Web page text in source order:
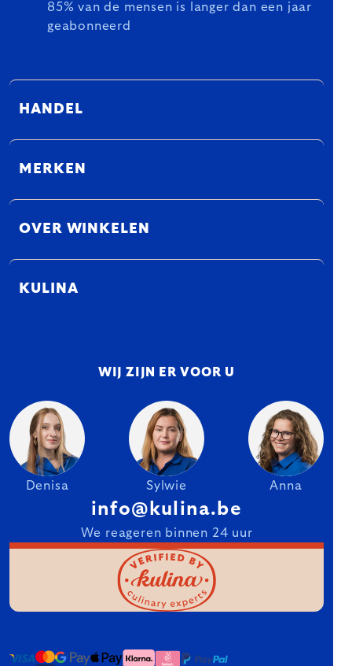
85% van de mensen is langer dan een jaar
geabonneerd
HANDEL
MERKEN
OVER WINKELEN
KULINA
WIJ ZIJN ER VOOR U
Denisa Sylwie Anna
info@kulina.be
We reageren binnen 24 uur